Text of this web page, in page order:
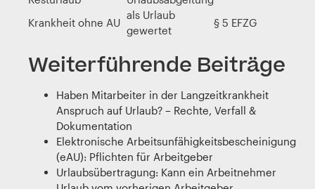
Krankheit ohne AU
als Urlaub
gewertet
§ 5 EFZG
Weiterführende Beiträge
Haben Mitarbeiter in der Langzeitkrankheit
Anspruch auf Urlaub? – Rechte, Verfall &
Dokumentation
Elektronische Arbeitsunfähigkeitsbescheinigung
(eAU): Pflichten für Arbeitgeber
Urlaubsübertragung: Kann ein Arbeitnehmer